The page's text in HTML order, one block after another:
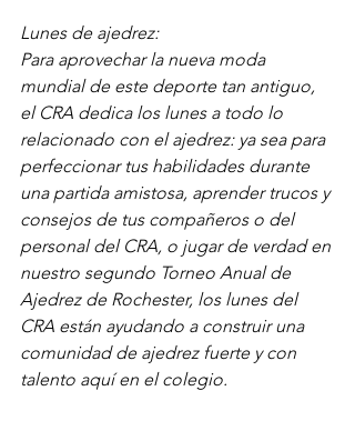
Lunes de ajedrez:
Para aprovechar la nueva moda
mundial de este deporte tan antiguo,
el CRA dedica los lunes a todo lo
relacionado con el ajedrez: ya sea para
perfeccionar tus habilidades durante
una partida amistosa, aprender trucos y
consejos de tus compañeros o del
personal del CRA, o jugar de verdad en
nuestro segundo Torneo Anual de
Ajedrez de Rochester, los lunes del
CRA están ayudando a construir una
comunidad de ajedrez fuerte y con
talento aquí en el colegio.